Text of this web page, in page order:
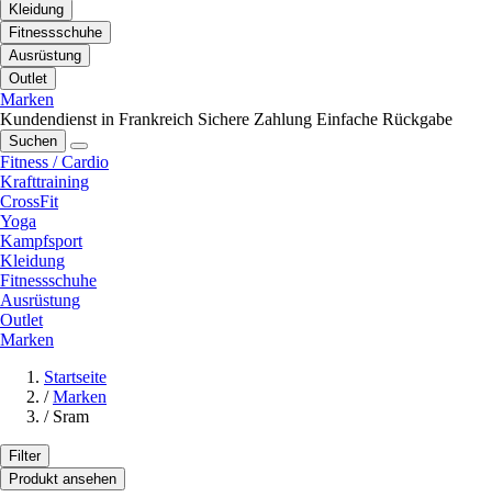
Kleidung
Fitnessschuhe
Ausrüstung
Outlet
Marken
Kundendienst in Frankreich Sichere Zahlung Einfache Rückgabe
Suchen
Fitness / Cardio
Krafttraining
CrossFit
Yoga
Kampfsport
Kleidung
Fitnessschuhe
Ausrüstung
Outlet
Marken
Startseite
/ Marken
/ Sram
Filter
Produkt ansehen